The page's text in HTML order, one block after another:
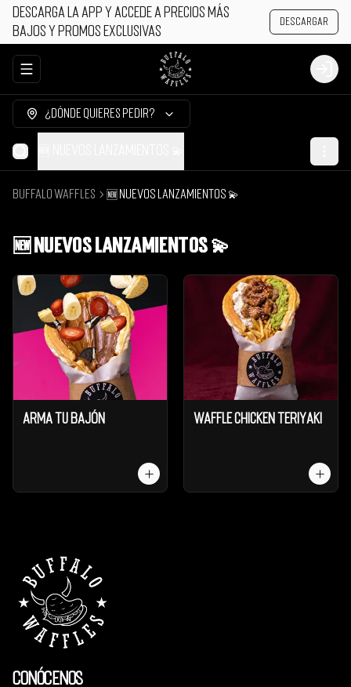
Descarga la app y accede a precios más
bajos y promos exclusivas
Descargar
Abrir menu de navegación Login
¿Dónde quieres pedir?
Buffalo Waffles 🆕 NUEVOS LANZAMIENTOS 💫
🆕 NUEVOS LANZAMIENTOS 💫
Arma tu Bajón Waffle Chicken Teriyaki
Conócenos